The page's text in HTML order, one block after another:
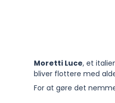
Moretti Luce, et
bliver flottere med
For at gøre det